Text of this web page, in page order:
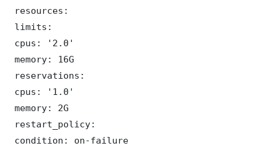
resources:
limits:
cpus: '2.0'
memory: 16G
reservations:
cpus: '1.0'
memory: 2G
restart_policy:
condition: on-failure